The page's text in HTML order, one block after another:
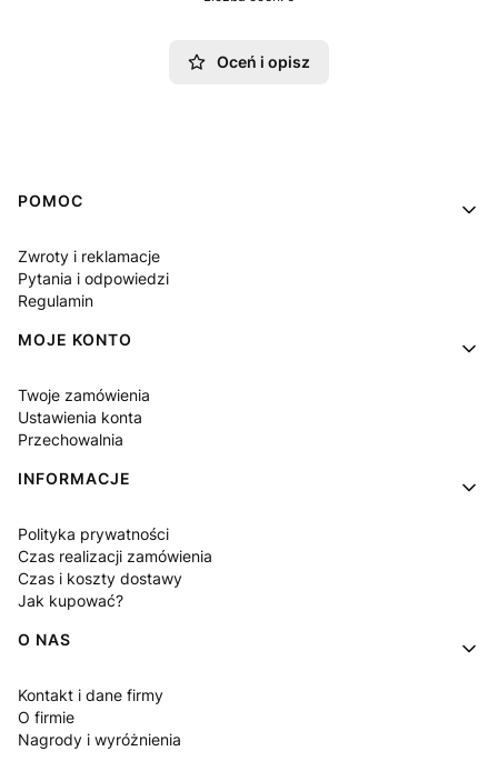
Oceń i opisz
Linki w stopce
POMOC
Zwroty i reklamacje
Pytania i odpowiedzi
Regulamin
MOJE KONTO
Twoje zamówienia
Ustawienia konta
Przechowalnia
INFORMACJE
Polityka prywatności
Czas realizacji zamówienia
Czas i koszty dostawy
Jak kupować?
O NAS
Kontakt i dane firmy
O firmie
Nagrody i wyróżnienia